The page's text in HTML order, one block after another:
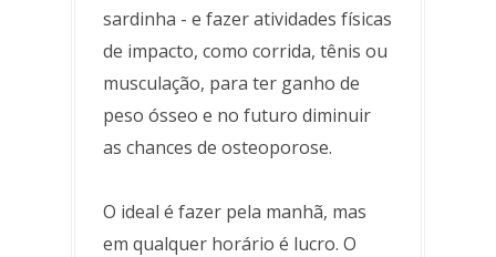
sardinha - e fazer atividades físicas
de impacto, como corrida, tênis ou
musculação, para ter ganho de
peso ósseo e no futuro diminuir
as chances de osteoporose.
O ideal é fazer pela manhã, mas
em qualquer horário é lucro. O